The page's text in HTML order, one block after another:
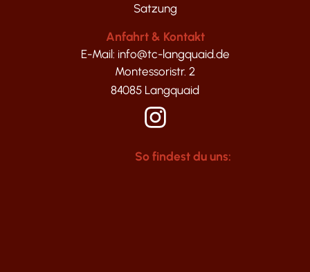
Satzung
Anfahrt & Kontakt
E-Mail: info@tc-langquaid.de
Montessoristr. 2
84085 Langquaid
So findest du uns: